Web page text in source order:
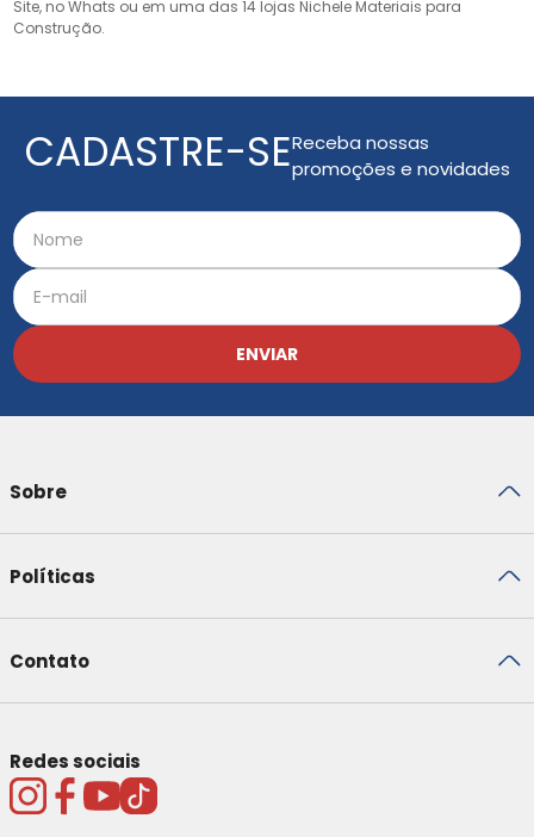
Site, no Whats ou em uma das 14 lojas Nichele Materiais para
Construção.
CADASTRE-SEReceba nossas
promoções e novidades
ENVIAR
Sobre
Políticas
Contato
Redes sociais